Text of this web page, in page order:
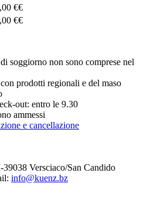
€€
€€
soggiorno non sono comprese nel
prodotti regionali e del maso
out: entro le 9.30
ammessi
e cancellazione
Versciaco/San Candido
info@kuenz.bz